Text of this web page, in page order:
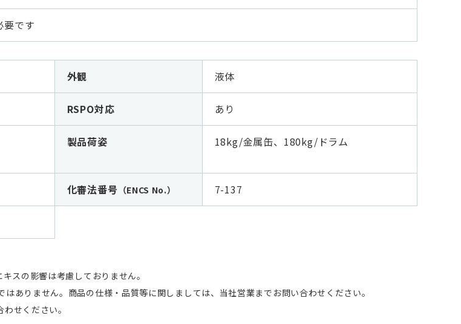
要です
外観 液体
RSPO対応 あり
製品荷姿 18kg/金属缶、180kg/ドラム
化審法番号 （ENCS No.） 7-137
スの影響は考慮しておりません。
ありません。商品の仕様・品質等に関しましては、当社営業までお問い合わせください。
せください。